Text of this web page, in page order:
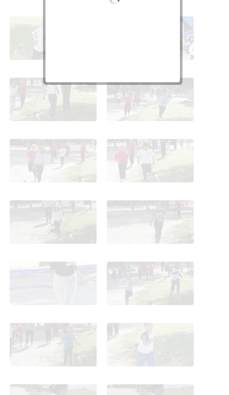
Terceros. 2025
Cross de Carabanchel.
Cross de Carabanchel.
Terceros. 2025
Cross de Carabanchel.
Terceros. 2025
Cross de Carabanchel.
Terceros. 2025
Cross de Carabanchel.
Terceros. 2025
Cross de Carabanchel.
Cross de Carabanchel.
Cross de Carabanchel.
Cross de Carabanchel.
Terceros. 2025
Cross de Carabanchel.
Terceros. 2025
Cross de Carabanchel.
Terceros. 2025
Cross de Carabanchel.
Cross de Carabanchel.